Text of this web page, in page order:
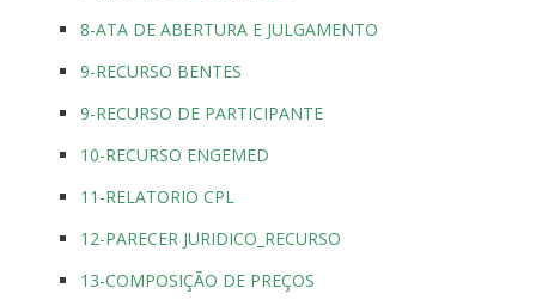
8-ATA DE ABERTURA E JULGAMENTO
9-RECURSO BENTES
9-RECURSO DE PARTICIPANTE
10-RECURSO ENGEMED
11-RELATORIO CPL
12-PARECER JURIDICO_RECURSO
13-COMPOSIÇÃO DE PREÇOS